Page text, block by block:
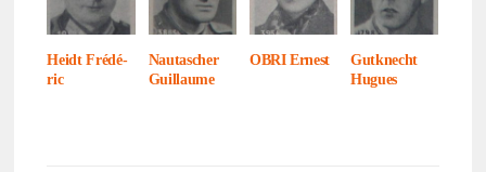
Heidt Frédé­
ric
Nauta­scher
Guillaume
OBRI Ernest
Gutk­necht
Hugues